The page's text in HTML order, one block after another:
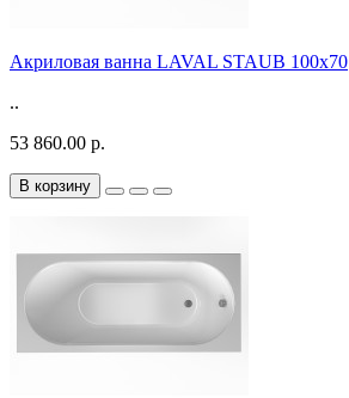
Акриловая ванна LAVAL STAUB 100х70
..
53 860.00 р.
В корзину